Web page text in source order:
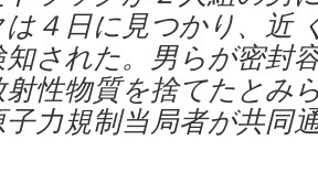
は４日に見つかり、近
知された。男らが密封
性物質を捨てたとみ
子力規制当局者が共同